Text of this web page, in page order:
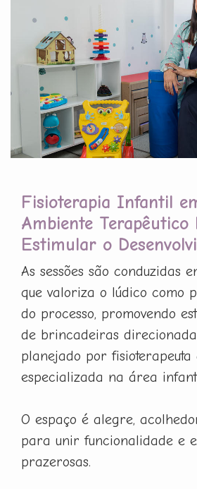
Fisioterapia Infantil
Ambiente Terapêutico
Estimular o
As sessões são conduzidas
que valoriza o lúdico como
do processo, promovendo
de brincadeiras
planejado por
especializada na área
O espaço é alegre,
para unir funcionalidade e
prazerosas.